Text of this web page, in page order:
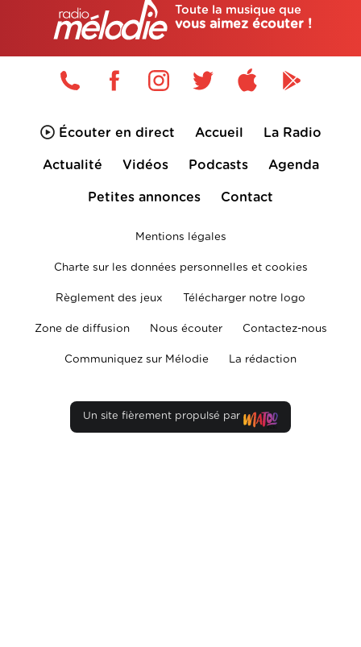
Toute la musique que
vous aimez écouter !
Écouter en direct Accueil La Radio
Actualité Vidéos Podcasts Agenda
Petites annonces Contact
Mentions légales
Charte sur les données personnelles et cookies
Règlement des jeux Télécharger notre logo
Zone de diffusion Nous écouter Contactez-nous
Communiquez sur Mélodie La rédaction
Un site fièrement propulsé par